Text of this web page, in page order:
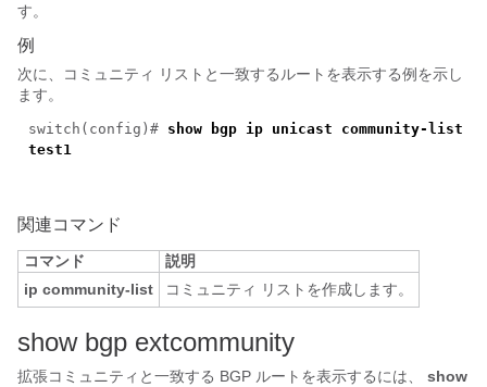
す。
例
次に、コミュニティ リストと一致するルートを表示する例を示し
ます。
switch( config )# show bgp ip unicast community-list
test1
関連コマンド
コマンド
説明
ip community-list
コミュニティ リストを作成します。
show bgp extcommunity
拡張コミュニティと一致する BGP ルートを表示するには、
show